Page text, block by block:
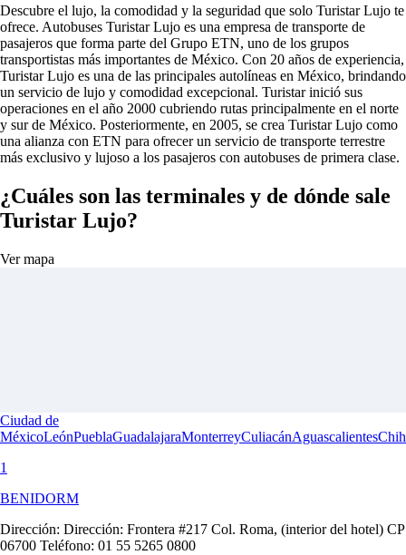
Descubre el lujo, la comodidad y la seguridad que solo Turistar Lujo te
ofrece. Autobuses Turistar Lujo es una empresa de transporte de
pasajeros que forma parte del Grupo ETN, uno de los grupos
transportistas más importantes de México. Con 20 años de experiencia,
Turistar Lujo es una de las principales autolíneas en México, brindando
un servicio de lujo y comodidad excepcional. Turistar inició sus
operaciones en el año 2000 cubriendo rutas principalmente en el norte
y sur de México. Posteriormente, en 2005, se crea Turistar Lujo como
una alianza con ETN para ofrecer un servicio de transporte terrestre
más exclusivo y lujoso a los pasajeros con autobuses de primera clase.
¿Cuáles son las terminales y de dónde sale
Turistar Lujo?
Ver mapa
Ciudad de
MéxicoLeónPueblaGuadalajaraMonterreyCuliacánAguascalientes
1
BENIDORM
Dirección: Dirección: Frontera #217 Col. Roma, (interior del hotel) CP
06700 Teléfono: 01 55 5265 0800